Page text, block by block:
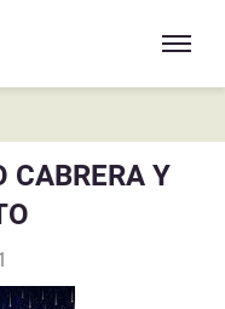
CABRERA Y